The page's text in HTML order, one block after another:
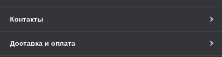
Контакты
Доставка и оплата